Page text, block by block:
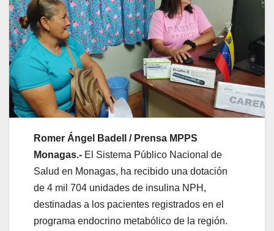
Romer Ángel Badell / Prensa MPPS
Monagas.- El Sistema Público Nacional de
Salud en Monagas, ha recibido una dotación
de 4 mil 704 unidades de insulina NPH,
destinadas a los pacientes registrados en el
programa endocrino metabólico de la región.